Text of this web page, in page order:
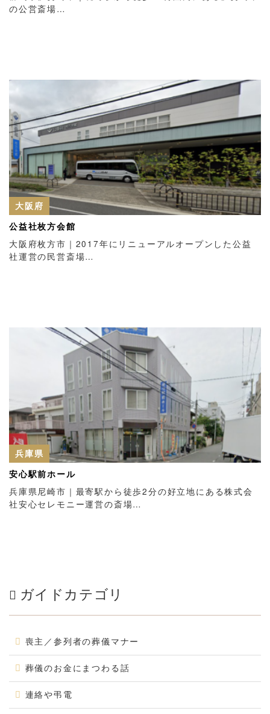
の公営斎場…
大阪府
公益社枚方会館
大阪府枚方市｜2017年にリニューアルオープンした公益
社運営の民営斎場…
兵庫県
安心駅前ホール
兵庫県尼崎市｜最寄駅から徒歩2分の好立地にある株式会
社安心セレモニー運営の斎場…
ガイドカテゴリ
喪主／参列者の葬儀マナー
葬儀のお金にまつわる話
連絡や弔電